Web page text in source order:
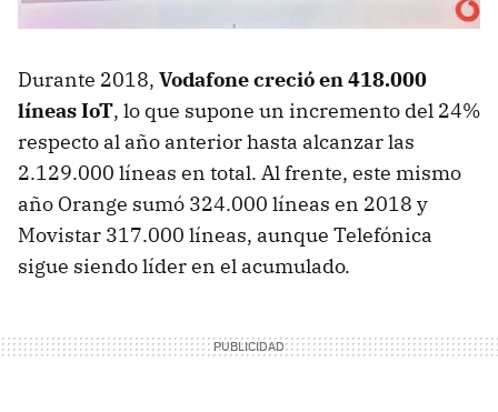
Durante 2018, Vodafone creció en 418.000
líneas IoT, lo que supone un incremento del 24%
respecto al año anterior hasta alcanzar las
2.129.000 líneas en total. Al frente, este mismo
año Orange sumó 324.000 líneas en 2018 y
Movistar 317.000 líneas, aunque Telefónica
sigue siendo líder en el acumulado.